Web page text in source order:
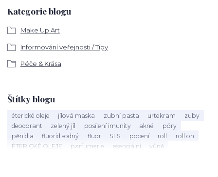
Kategorie blogu
Make Up Art
Informování veřejnosti / Tipy
Péče & Krása
Štítky blogu
éterické oleje jílová maska zubní pasta urtekram
zuby
deodorant
zelený jíl posílení imunity akné
póry
pěnidla
fluorid sodný fluor SLS pocení roll
roll on
ÉTERICKÉ OLEJE
parfumerie esenciální
vůně